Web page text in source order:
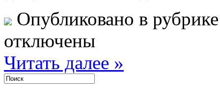
Опубликовано в
отключены
Читать далее »